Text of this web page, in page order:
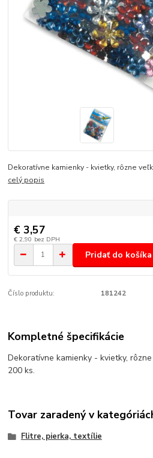
Dekoratívne kamienky - kvietky, rôzne
celý popis
€ 3,57
€ 2,90 bez DPH
Pridať do košíka
Číslo produktu: 181242
Kompletné špecifikácie
Dekoratívne kamienky - kvietky,
200 ks.
Tovar zaradený v
Flitre, pierka, textílie